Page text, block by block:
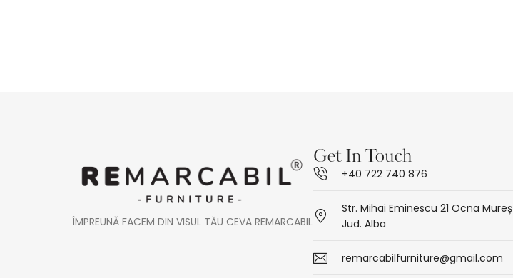
ÎMPREUNĂ FACEM DIN VISUL TĂU CEVA REMARCABIL
Get In Touch
+40 722 740 876
Str. Mihai Eminescu 21 Ocna Mureș
Jud. Alba
remarcabilfurniture@gmail.com